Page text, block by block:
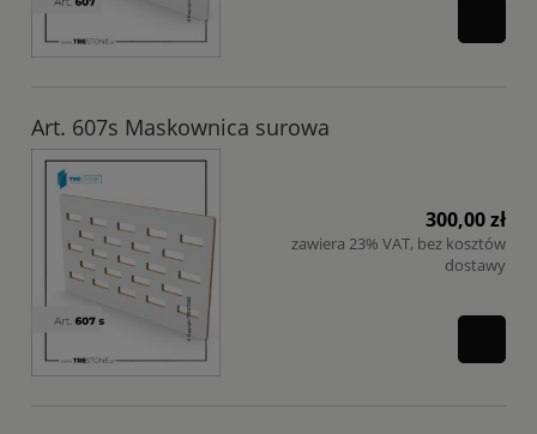
Art. 607s Maskownica surowa
300,00 zł
zawiera 23% VAT, bez kosztów
dostawy